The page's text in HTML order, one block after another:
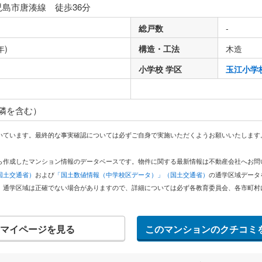
市唐湊線 徒歩36分
総戸数
-
)
構造・工法
木造
小学校 学区 玉江小学
を含む）
います。最終的な事実確認については必ずご自身で実施いただくようお願いいたします
成したマンション情報のデータベースです。物件に関する最新情報は不動産会社へお
交通省） および 「国土数値情報（中学校区データ）」（国土交通省） の通学区域デー
学区域は正確でない場合がありますので、詳細については必ず各教育委員会、各市町
マイページを見る このマンションのクチコミ